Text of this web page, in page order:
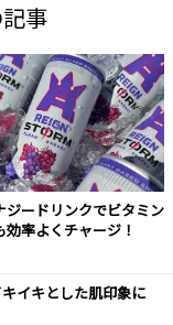
事
ジードリンクでビタミン
効率よくチャージ！
イキとした肌印象に